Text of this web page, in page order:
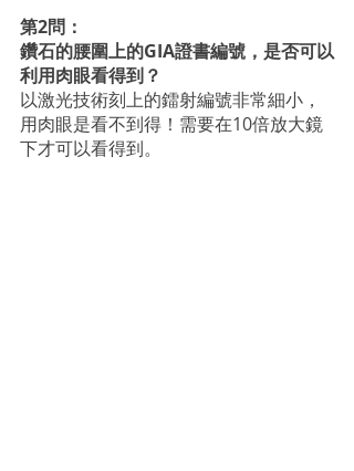
第2問：
鑽石的腰圍上的GIA證書編號，是否可以
利用肉眼看得到？
以激光技術刻上的鐳射編號非常細小，
用肉眼是看不到得！需要在10倍放大鏡
下才可以看得到。